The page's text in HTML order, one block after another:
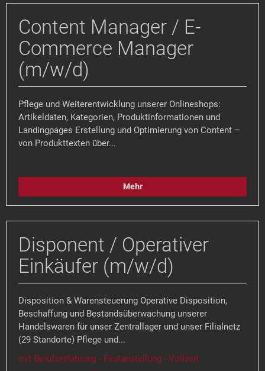
Content Manager / E-
Commerce Manager
(m/w/d)
Pflege und Weiterentwicklung unserer Onlineshops:
Artikeldaten, Kategorien, Produktinformationen und
Landingpages Erstellung und Optimierung von Content –
von Produkttexten über...
Mehr
Disponent / Operativer
Einkäufer (m/w/d)
Disposition & Warensteuerung Operative Disposition,
Beschaffung und Bestandsüberwachung unserer
Handelswaren für unser Zentrallager und unser Filialnetz
(29 Standorte) Pflege und...
mit Berufserfahrung - Festanstellung - Vollzeit